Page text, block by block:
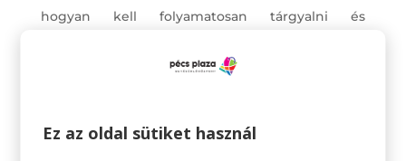
hogyan kell folyamatosan tárgyalni és
kevesebb figyelmet kap, erősebbek a kötelékei a
Ez az oldal sütiket használ